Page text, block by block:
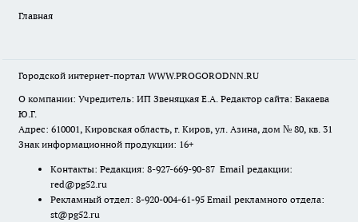
Главная
Городской интернет-портал WWW.PROGORODNN.RU
О компании: Учредитель: ИП Звеняцкая Е.А. Редактор сайта: Бакаева
Ю.Г.
Адрес: 610001, Кировская область, г. Киров, ул. Азина, дом № 80, кв. 31
Знак информационной продукции: 16+
Контакты: Редакция: 8-927-669-90-87 Email редакции:
red@pg52.ru
Рекламный отдел: 8-920-004-61-95 Email рекламного отдела:
st@pg52.ru